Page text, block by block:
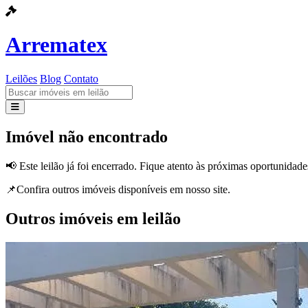
Arrematex
Leilões Blog Contato
Leilões
Contato
Imóvel não encontrado
📢 Este leilão já foi encerrado. Fique atento às próximas
📌Confira outros imóveis disponíveis em nosso site.
Outros imóveis em leilão